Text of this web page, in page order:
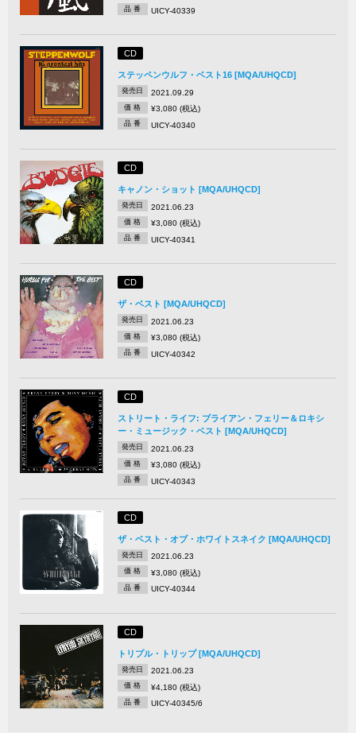
品 番 UICY-40339
CD
ステッペンウルフ・ベスト16 [MQA/UHQCD]
発売日 2021.09.29
価 格 ¥3,080 (税込)
品 番 UICY-40340
CD
キャノン・ショット [MQA/UHQCD]
発売日 2021.06.23
価 格 ¥3,080 (税込)
品 番 UICY-40341
CD
ザ・ベスト [MQA/UHQCD]
発売日 2021.06.23
価 格 ¥3,080 (税込)
品 番 UICY-40342
CD
ストリート・ライフ: ブライアン・フェリー＆ロキシ
ー・ミュージック・ベスト [MQA/UHQCD]
発売日 2021.06.23
価 格 ¥3,080 (税込)
品 番 UICY-40343
CD
ザ・ベスト・オブ・ホワイトスネイク [MQA/UHQCD]
発売日 2021.06.23
価 格 ¥3,080 (税込)
品 番 UICY-40344
CD
トリプル・トリップ [MQA/UHQCD]
発売日 2021.06.23
価 格 ¥4,180 (税込)
品 番 UICY-40345/6